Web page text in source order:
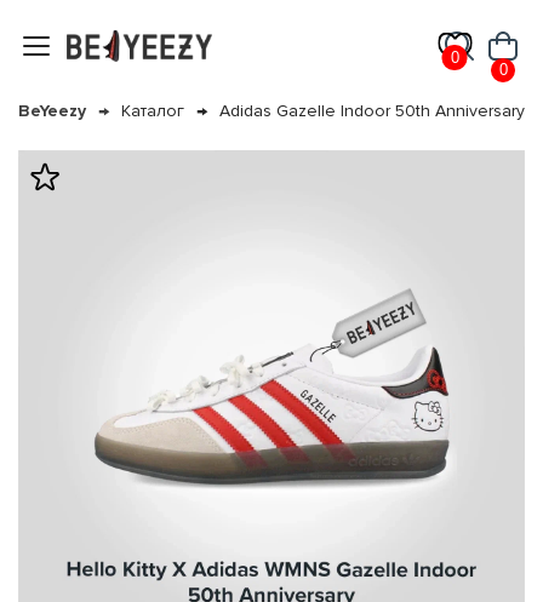
0
0
BeYeezy Каталог Adidas Gazelle Indoor 50th Anniversary